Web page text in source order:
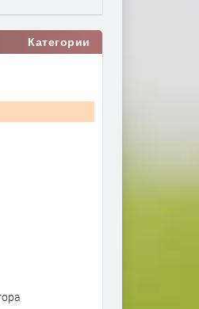
Категории